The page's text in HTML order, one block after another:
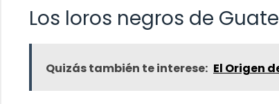
Los loros negros de
Quizás también te interese: El Origen